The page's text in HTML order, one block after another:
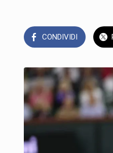
CONDIVIDI